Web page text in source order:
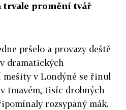
trvale promění tvář
pršelo a provazy deště
dramatických
mešity v Londýně se řinul
tmavém, tisíc drobných
rozsypaný mák.